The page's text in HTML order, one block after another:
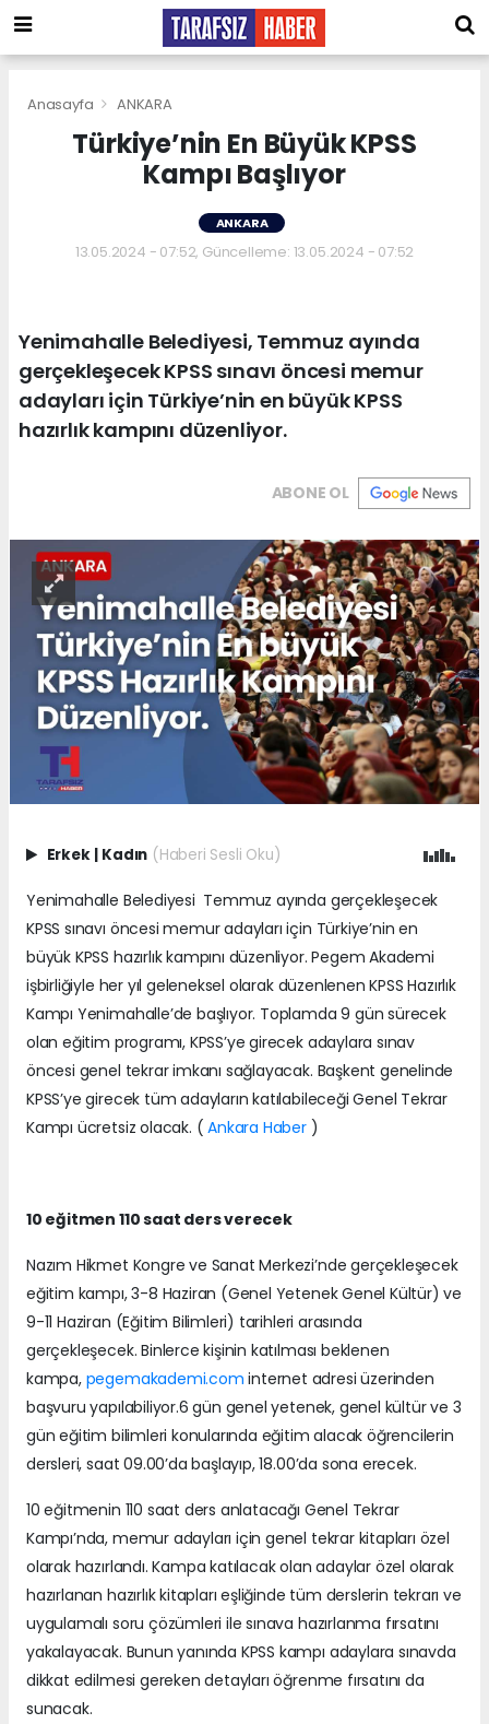
Anasayfa ANKARA
Türkiye’nin En Büyük KPSS
Kampı Başlıyor
ANKARA
13.05.2024 - 07:52, Güncelleme: 13.05.2024 - 07:52
Yenimahalle Belediyesi, Temmuz ayında
gerçekleşecek KPSS sınavı öncesi memur
adayları için Türkiye’nin en büyük KPSS
hazırlık kampını düzenliyor.
ABONE OL
Erkek | Kadın (Haberi Sesli Oku)
Yenimahalle Belediyesi Temmuz ayında gerçekleşecek
KPSS sınavı öncesi memur adayları için Türkiye’nin en
büyük KPSS hazırlık kampını düzenliyor. Pegem Akademi
işbirliğiyle her yıl geleneksel olarak düzenlenen KPSS Hazırlık
Kampı Yenimahalle’de başlıyor. Toplamda 9 gün sürecek
olan eğitim programı, KPSS’ye girecek adaylara sınav
öncesi genel tekrar imkanı sağlayacak. Başkent genelinde
KPSS’ye girecek tüm adayların katılabileceği Genel Tekrar
Kampı ücretsiz olacak. (Ankara Haber)
10 eğitmen 110 saat ders verecek
Nazım Hikmet Kongre ve Sanat Merkezi’nde gerçekleşecek
eğitim kampı, 3-8 Haziran (Genel Yetenek Genel Kültür) ve
9-11 Haziran (Eğitim Bilimleri) tarihleri arasında
gerçekleşecek. Binlerce kişinin katılması beklenen
kampa, pegemakademi.com internet adresi üzerinden
başvuru yapılabiliyor.6 gün genel yetenek, genel kültür ve 3
gün eğitim bilimleri konularında eğitim alacak öğrencilerin
dersleri, saat 09.00’da başlayıp, 18.00’da sona erecek.
10 eğitmenin 110 saat ders anlatacağı Genel Tekrar
Kampı’nda, memur adayları için genel tekrar kitapları özel
olarak hazırlandı. Kampa katılacak olan adaylar özel olarak
hazırlanan hazırlık kitapları eşliğinde tüm derslerin tekrarı ve
uygulamalı soru çözümleri ile sınava hazırlanma fırsatını
yakalayacak. Bunun yanında KPSS kampı adaylara sınavda
dikkat edilmesi gereken detayları öğrenme fırsatını da
sunacak.